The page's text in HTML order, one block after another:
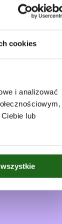
cookies
i analizować
lub